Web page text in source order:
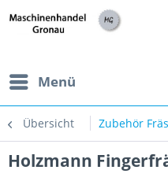
Menü
Übersicht Zubehör
Holzmann